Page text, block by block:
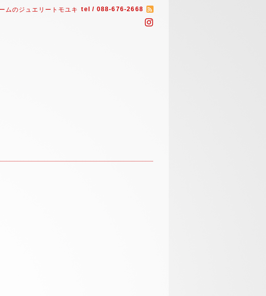
ムのジュエリートモユキ tel / 088-676-2668